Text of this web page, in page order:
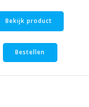
Bekijk product
Bestellen